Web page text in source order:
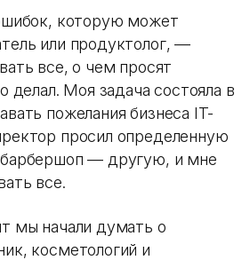
которую может
или продуктолог, —
все, о чем просят
делал. Моя задача состояла в
пожелания бизнеса IT-
просил определенную
— другую, и мне
все.
мы начали думать о
косметологий и